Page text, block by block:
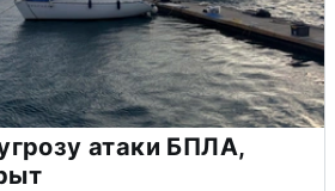
атаки БПЛА,